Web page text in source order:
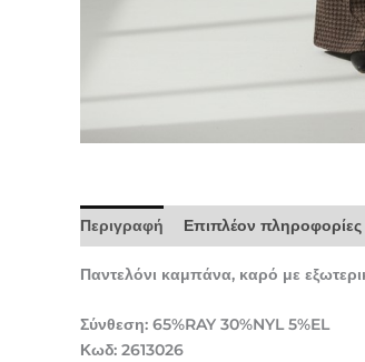
Περιγραφή Επιπλέον πληροφορίες
Παντελόνι καμπάνα, καρό με
Σύνθεση: 65%RAY 30%NYL 5%EL
Κωδ: 2613026